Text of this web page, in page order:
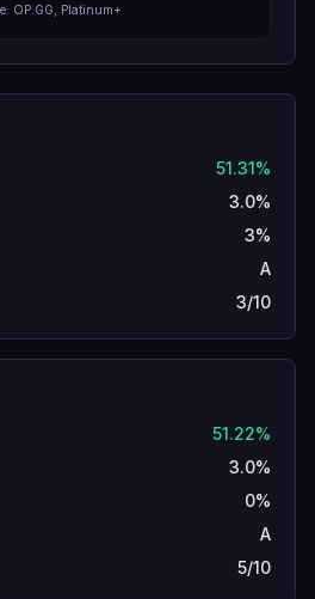
OP.GG, Platinum+
51.31%
3.0%
3%
A
3/10
51.22%
3.0%
0%
A
5/10